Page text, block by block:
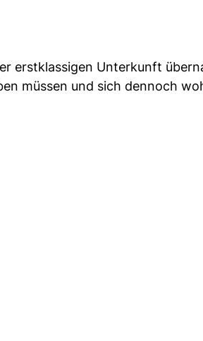
erstklassigen Unterkunft
müssen und sich dennoch